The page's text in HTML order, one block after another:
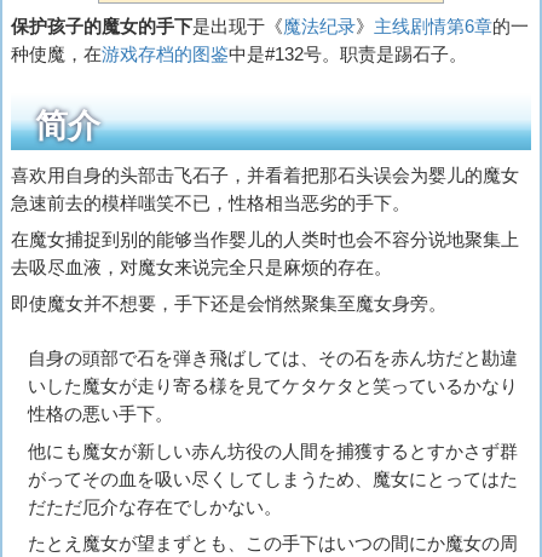
保护孩子的魔女的手下是出现于《魔法纪录》 主线剧情第6章的一
种使魔，在游戏存档的图鉴中是#132号。职责是踢石子。
简介
喜欢用自身的头部击飞石子，并看着把那石头误会为婴儿的魔女
急速前去的模样嗤笑不已，性格相当恶劣的手下。
在魔女捕捉到别的能够当作婴儿的人类时也会不容分说地聚集上
去吸尽血液，对魔女来说完全只是麻烦的存在。
即使魔女并不想要，手下还是会悄然聚集至魔女身旁。
自身の頭部で石を弾き飛ばしては、その石を赤ん坊だと勘違
いした魔女が走り寄る様を見てケタケタと笑っているかなり
性格の悪い手下。
他にも魔女が新しい赤ん坊役の人間を捕獲するとすかさず群
がってその血を吸い尽くしてしまうため、魔女にとってはた
だただ厄介な存在でしかない。
たとえ魔女が望まずとも、この手下はいつの間にか魔女の周